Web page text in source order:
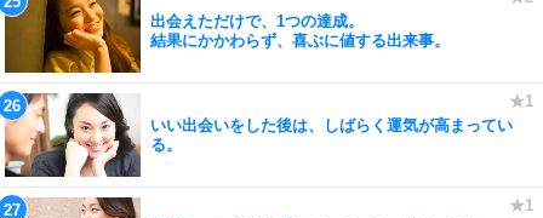
出会えただけで、1つの達成。
結果にかかわらず、喜ぶに値する出来事。
いい出会いをした後は、しばらく運気が高まってい
る。